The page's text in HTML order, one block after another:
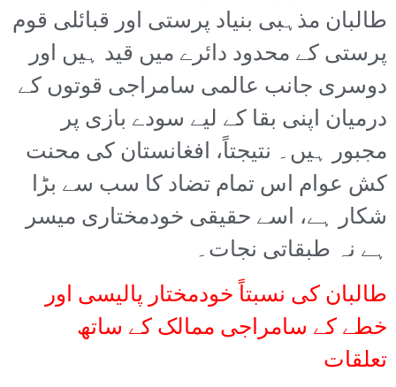
طالبان مذہبی بنیاد پرستی اور قبائلی قوم
پرستی کے محدود دائرے میں قید ہیں اور
دوسری جانب عالمی سامراجی قوتوں کے
درمیان اپنی بقا کے لیے سودے بازی پر
مجبور ہیں۔ نتیجتاً، افغانستان کی محنت
کش عوام اس تمام تضاد کا سب سے بڑا
شکار ہے، اسے حقیقی خودمختاری میسر
ہے نہ طبقاتی نجات۔
طالبان کی نسبتاً خودمختار پالیسی اور
خطے کے سامراجی ممالک کے ساتھ
تعلقات